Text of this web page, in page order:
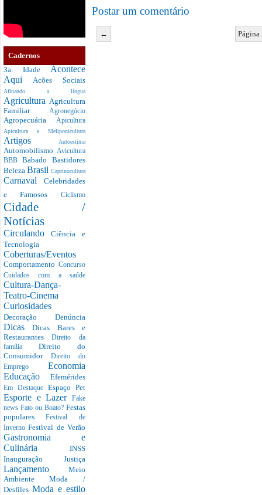
Cadernos
3a. Idade Acontece
Aqui Acões Sociais
Afinando a língua
Agricultura Agricultura
Familiar Agronegócio
Agropecuária Apicultura
Apicultura e Meliponicultura
Artigos Autoestima
Automobilismo Avicultura
BBBBabado Bastidores
Beleza Brasil Caprinocultura
Carnaval Celebridades
e Famosos Ciclismo
Cidade /
Notícias
CirculandoCiência e
Tecnologia
Coberturas/Eventos
Comportamento Concurso
Cuidados com a saúde
Cultura-Dança-
Teatro-Cinema
Curiosidades
Decoração Denúncia
DicasDicas Bares e
RestaurantesDireito da
família Direito do
Consumidor Direito do
Emprego Economia
Educação Efemérides
Em Destaque Espaço Pet
Esporte e Lazer
Fake
news Fato ou Boato? Festas
popularesFestival de
InvernoFestival de Verão
Gastronomia e
Culinária INSS
Inauguração Justiça
Lançamento Meio
AmbienteModa /
Desfiles Moda e estilo
Postar um comentário
←